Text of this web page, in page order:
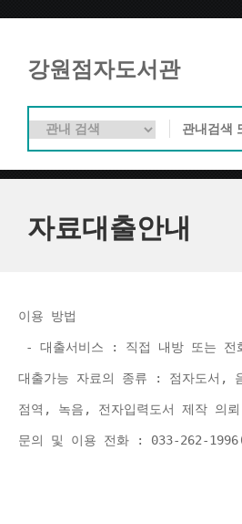
강원점자도서관
자료대출안내
이용 방법
- 대출서비스 : 직접 내방 또는
대출가능 자료의 종류 : 점자도서,
점역, 녹음, 전자입력도서 제작
문의 및 이용 전화 : 033-262-